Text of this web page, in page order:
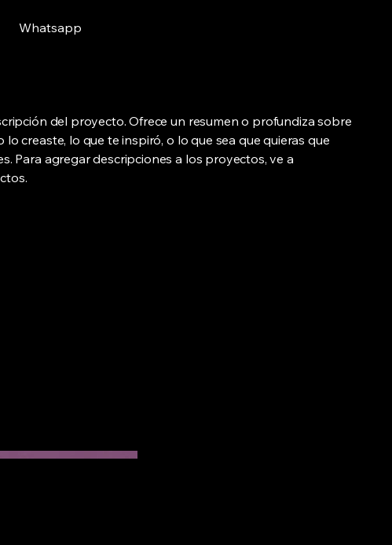
Whatsapp
del proyecto. Ofrece un resumen o profundiza sobre
lo creaste, lo que te inspiró, o lo que sea que quieras que
Para agregar descripciones a los proyectos, ve a